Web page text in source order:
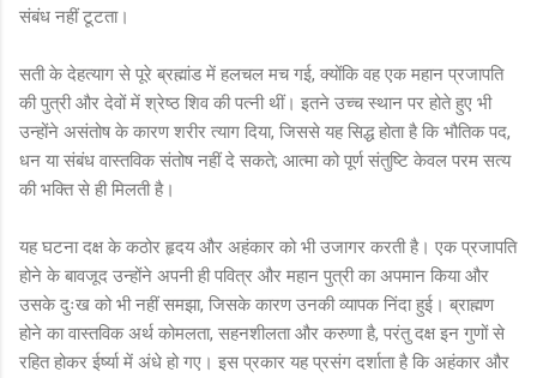
संबंध नहीं टूटता।
सती के देहत्याग से पूरे ब्रह्मांड में हलचल मच गई, क्योंकि वह एक महान प्रजापति
की पुत्री और देवों में श्रेष्ठ शिव की पत्नी थीं। इतने उच्च स्थान पर होते हुए भी
उन्होंने असंतोष के कारण शरीर त्याग दिया, जिससे यह सिद्ध होता है कि भौतिक पद,
धन या संबंध वास्तविक संतोष नहीं दे सकते; आत्मा को पूर्ण संतुष्टि केवल परम सत्य
की भक्ति से ही मिलती है।
यह घटना दक्ष के कठोर हृदय और अहंकार को भी उजागर करती है। एक प्रजापति
होने के बावजूद उन्होंने अपनी ही पवित्र और महान पुत्री का अपमान किया और
उसके दुःख को भी नहीं समझा, जिसके कारण उनकी व्यापक निंदा हुई। ब्राह्मण
होने का वास्तविक अर्थ कोमलता, सहनशीलता और करुणा है, परंतु दक्ष इन गुणों से
रहित होकर ईर्ष्या में अंधे हो गए। इस प्रकार यह प्रसंग दर्शाता है कि अहंकार और